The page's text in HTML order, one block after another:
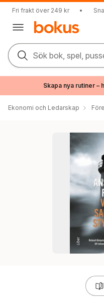
Fri frakt över 249 kr •
Sök bok, spel,
Skapa nya rutiner
Ekonomi och Ledarskap